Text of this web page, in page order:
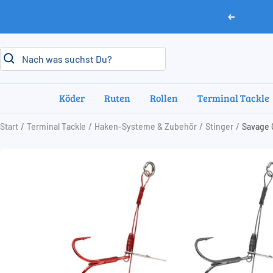
Zurück
Köder Ruten Rollen Terminal Tackle
Start Terminal Tackle Haken-Systeme & Zubehör Stinger Savage